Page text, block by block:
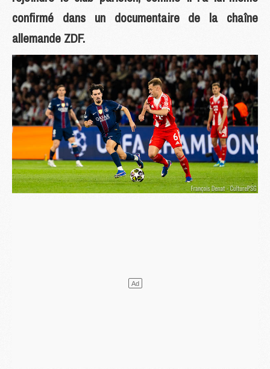
confirmé dans un documentaire de la chaîne
allemande ZDF.